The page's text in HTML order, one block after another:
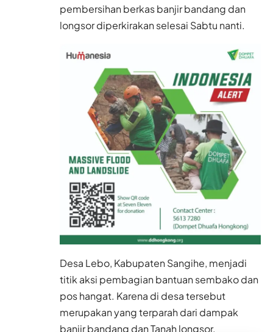
pembersihan berkas banjir bandang dan
longsor diperkirakan selesai Sabtu nanti.
Desa Lebo, Kabupaten Sangihe, menjadi
titik aksi pembagian bantuan sembako dan
pos hangat. Karena di desa tersebut
merupakan yang terparah dari dampak
banjir bandang dan Tanah longsor.